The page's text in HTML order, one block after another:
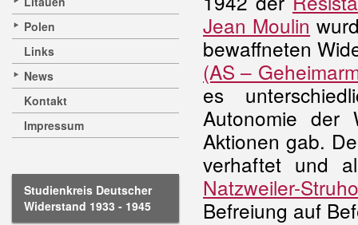
Polen
Links
News
Kontakt
Impressum
Studienkreis Deutscher
Widerstand 1933 - 1945
Jean Moulin
bewaffneten
(AS –
es
Autonomie der
Aktionen gab.
verhaftet und
Natzweiler-
Befreiung auf